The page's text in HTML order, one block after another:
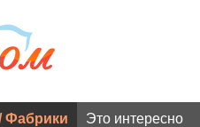
Фабрики Это интересно